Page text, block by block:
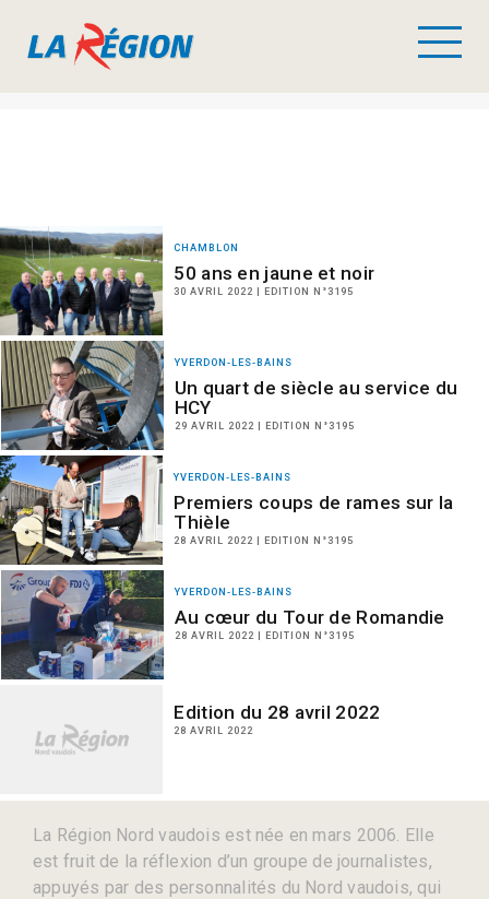
CHAMBLON
50 ans en jaune et noir
30 AVRIL 2022 | EDITION N°3195
YVERDON-LES-BAINS
Un quart de siècle au service du
HCY
29 AVRIL 2022 | EDITION N°3195
YVERDON-LES-BAINS
Premiers coups de rames sur la
Thièle
28 AVRIL 2022 | EDITION N°3195
YVERDON-LES-BAINS
Au cœur du Tour de Romandie
28 AVRIL 2022 | EDITION N°3195
Edition du 28 avril 2022
28 AVRIL 2022
La Région Nord vaudois est née en mars 2006. Elle
est fruit de la réflexion d’un groupe de journalistes,
appuyés par des personnalités du Nord vaudois, qui